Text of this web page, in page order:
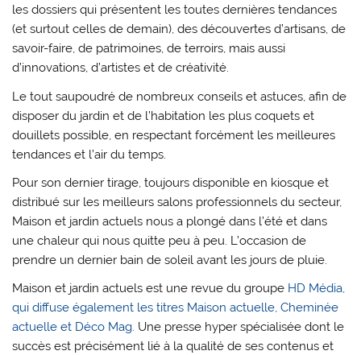
les dossiers qui présentent les toutes dernières tendances
(et surtout celles de demain), des découvertes d’artisans, de
savoir-faire, de patrimoines, de terroirs, mais aussi
d’innovations, d’artistes et de créativité.
Le tout saupoudré de nombreux conseils et astuces, afin de
disposer du jardin et de l’habitation les plus coquets et
douillets possible, en respectant forcément les meilleures
tendances et l’air du temps.
Pour son dernier tirage, toujours disponible en kiosque et
distribué sur les meilleurs salons professionnels du secteur,
Maison et jardin actuels nous a plongé dans l’été et dans
une chaleur qui nous quitte peu à peu. L’occasion de
prendre un dernier bain de soleil avant les jours de pluie.
Maison et jardin actuels est une revue du groupe HD Média,
qui diffuse également les titres Maison actuelle, Cheminée
actuelle et Déco Mag. Une presse hyper spécialisée dont le
succès est précisément lié à la qualité de ses contenus et